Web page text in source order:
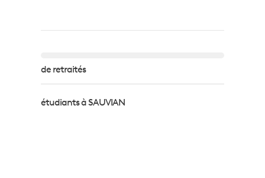
de retraités
étudiants à SAUVIAN